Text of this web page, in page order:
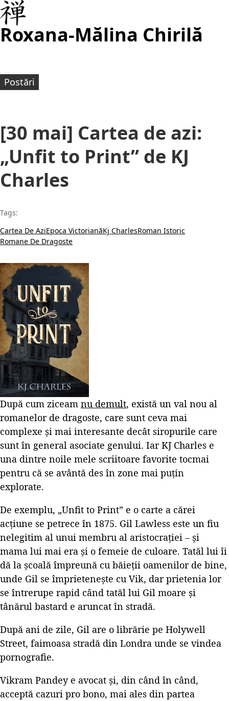
Roxana-Mălina Chirilă
Postări
[30 mai] Cartea de azi:
„Unfit to Print” de KJ
Charles
Tags:
Cartea De AziEpoca VictorianăKj CharlesRoman Istoric
Romane De Dragoste
După cum ziceam nu demult, există un val nou al
romanelor de dragoste, care sunt ceva mai
complexe și mai interesante decât siropurile care
sunt în general asociate genului. Iar KJ Charles e
una dintre noile mele scriitoare favorite tocmai
pentru că se avântă des în zone mai puțin
explorate.
De exemplu, „Unfit to Print” e o carte a cărei
acțiune se petrece în 1875. Gil Lawless este un fiu
nelegitim al unui membru al aristocrației – și
mama lui mai era și o femeie de culoare. Tatăl lui îi
dă la școală împreună cu băieții oamenilor de bine,
unde Gil se împrietenește cu Vik, dar prietenia lor
se întrerupe rapid când tatăl lui Gil moare și
tânărul bastard e aruncat în stradă.
După ani de zile, Gil are o librărie pe Holywell
Street, faimoasa stradă din Londra unde se vindea
pornografie.
Vikram Pandey e avocat și, din când în când,
acceptă cazuri pro bono, mai ales din partea